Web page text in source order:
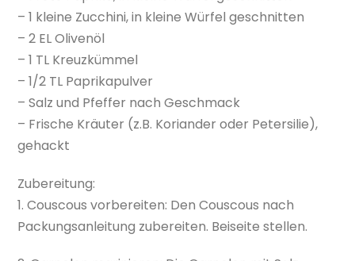
– 1 kleine Zucchini, in kleine Würfel geschnitten
– 2 EL Olivenöl
– 1 TL Kreuzkümmel
– 1/2 TL Paprikapulver
– Salz und Pfeffer nach Geschmack
– Frische Kräuter (z.B. Koriander oder Petersilie),
gehackt
Zubereitung:
1. Couscous vorbereiten: Den Couscous nach
Packungsanleitung zubereiten. Beiseite stellen.